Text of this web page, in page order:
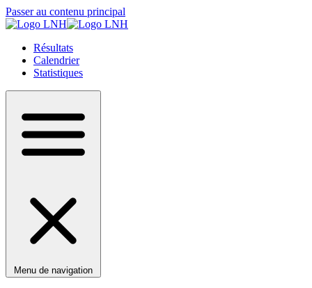
Passer au contenu principal
Résultats
Calendrier
Statistiques
Menu de navigation